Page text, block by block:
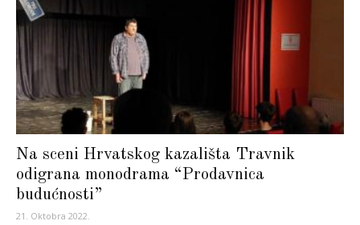
Na sceni Hrvatskog kazališta Travnik
odigrana monodrama “Prodavnica
budućnosti”
21. Oktobra 2022.